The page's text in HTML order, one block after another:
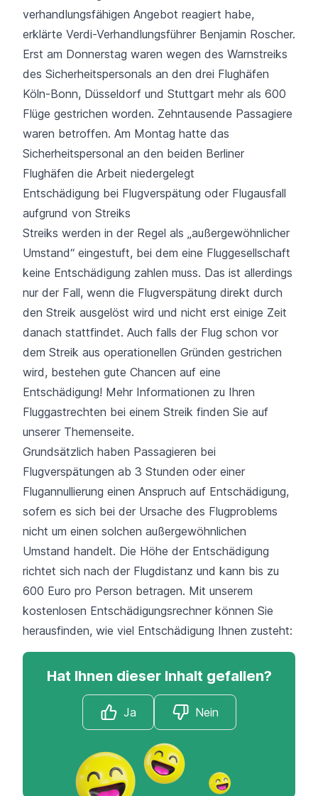
verhandlungsfähigen Angebot reagiert habe,
erklärte Verdi-Verhandlungsführer Benjamin Roscher.
Erst am Donnerstag waren wegen des Warnstreiks
des Sicherheitspersonals an den drei Flughäfen
Köln-Bonn, Düsseldorf und Stuttgart mehr als 600
Flüge gestrichen worden. Zehntausende Passagiere
waren betroffen. Am Montag hatte das
Sicherheitspersonal an den beiden Berliner
Flughäfen die Arbeit niedergelegt
Entschädigung bei Flugverspätung oder Flugausfall
aufgrund von Streiks
Streiks werden in der Regel als „ außergewöhnlicher
Umstand“ eingestuft, bei dem eine Fluggesellschaft
keine Entschädigung zahlen muss. Das ist allerdings
nur der Fall, wenn die Flugverspätung direkt durch
den Streik ausgelöst wird und nicht erst einige Zeit
danach stattfindet. Auch falls der Flug schon vor
dem Streik aus operationellen Gründen gestrichen
wird, bestehen gute Chancen auf eine
Entschädigung! Mehr Informationen zu Ihren
Fluggastrechten bei einem Streik finden Sie auf
unserer Themenseite.
Grundsätzlich haben Passagieren bei
Flugverspätungen ab 3 Stunden oder einer
Flugannullierung einen Anspruch auf Entschädigung,
sofern es sich bei der Ursache des Flugproblems
nicht um einen solchen außergewöhnlichen
Umstand handelt. Die Höhe der Entschädigung
richtet sich nach der Flugdistanz und kann bis zu
600 Euro pro Person betragen. Mit unserem
kostenlosen Entschädigungsrechner können Sie
herausfinden, wie viel Entschädigung Ihnen zusteht:
Hat Ihnen dieser Inhalt gefallen?
Ja Nein